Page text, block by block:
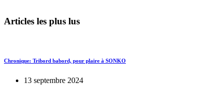
Articles les plus lus
Chronique: Tribord babord, pour plaire à SONKO
13 septembre 2024